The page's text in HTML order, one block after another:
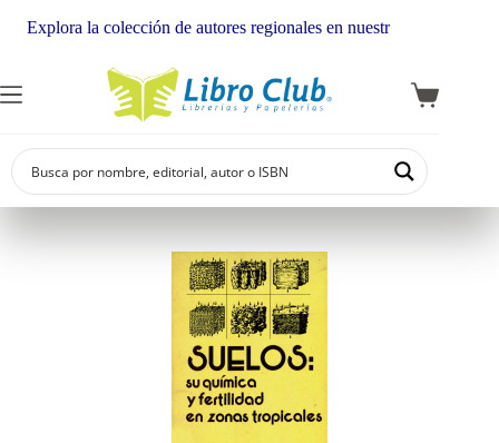
Explora la colección de autores regionales en nuestra librería